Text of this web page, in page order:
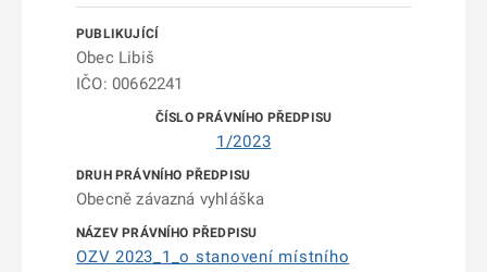
Obec Libiš
IČO: 00662241
1/2023
Obecně závazná vyhláška
OZV 2023_1_o stanovení místního